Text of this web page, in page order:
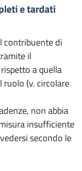
e tardati
contribuente di
il
a quella
ruolo (v. circolare
non abbia
insufficiente
secondo le